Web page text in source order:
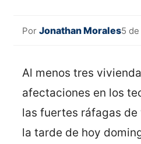
Por Jonathan Morales5
Al menos tres
afectaciones en los
las fuertes ráfagas
la tarde de hoy